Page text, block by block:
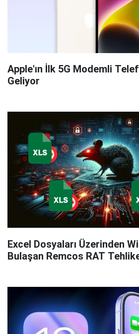
Apple'ın İlk 5G Modemli
Geliyor
Excel Dosyaları Üzerinden
Bulaşan Remcos RAT